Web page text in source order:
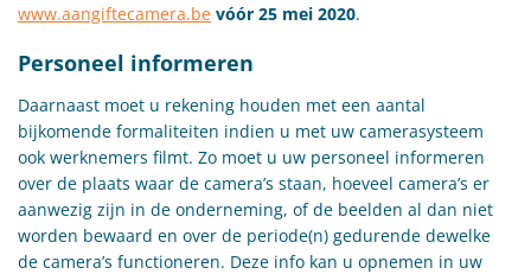
www.aangiftecamera.be vóór 25 mei 2020.
Personeel informeren
Daarnaast moet u rekening houden met een aantal
bijkomende formaliteiten indien u met uw camerasysteem
ook werknemers filmt. Zo moet u uw personeel informeren
over de plaats waar de camera’s staan, hoeveel camera’s er
aanwezig zijn in de onderneming, of de beelden al dan niet
worden bewaard en over de periode(n) gedurende dewelke
de camera’s functioneren. Deze info kan u opnemen in uw